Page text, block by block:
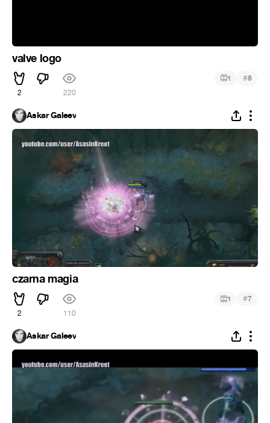
valve logo
2 220
1 #8
Askar Galeev
czarna magia
2 110
1 #7
Askar Galeev